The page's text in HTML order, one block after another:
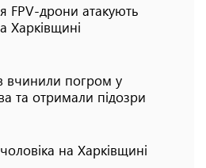
FPV-дрони атакують
Харківщині
вчинили погром у
та отримали підозри
на Харківщині